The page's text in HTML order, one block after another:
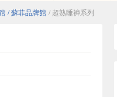
/ 蘇菲品牌館 / 超熟睡褲系列